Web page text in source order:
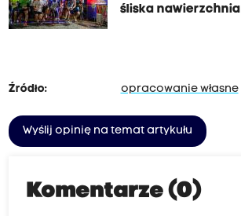
śliska nawierzchnia
Źródło: opracowanie własne
Wyślij opinię na temat artykułu
Komentarze (0)